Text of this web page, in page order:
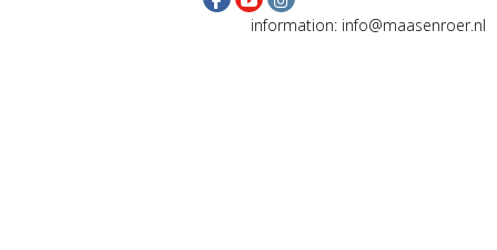
information: ofni@maasenroer.nl